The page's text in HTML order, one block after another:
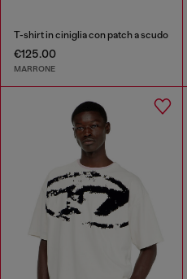
T-shirt in ciniglia con patch a scudo
€125.00
MARRONE